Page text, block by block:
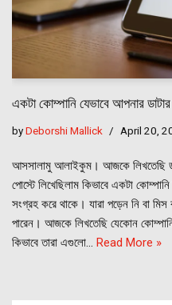
একটা কোম্পানি যেভাবে আপনার
byDeborshi Mallick April 20,
আসসালামু আলাইকুম। আজকে লিখতেছি
পোস্টে লিখেছিলাম কিভাবে একটা
সংগ্রহ করে থাকে। যারা পড়েন নি বা
পারেন। আজকে লিখতেছি যেকোন
কিভাবে তারা এগুলো… Read More »